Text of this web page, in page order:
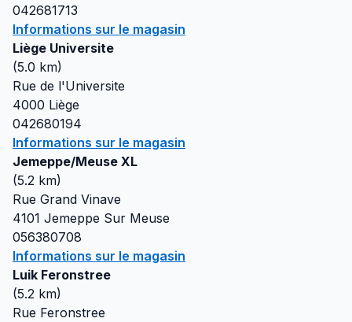
042681713
Informations sur le magasin
Liège Universite
(5.0 km)
Rue de l'Universite
4000 Liège
042680194
Informations sur le magasin
Jemeppe/Meuse XL
(5.2 km)
Rue Grand Vinave
4101 Jemeppe Sur Meuse
056380708
Informations sur le magasin
Luik Feronstree
(5.2 km)
Rue Feronstree